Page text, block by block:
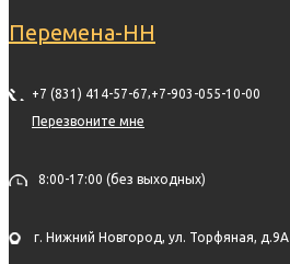
Перемена-НН
+7 (831) 414-57-67,+7-903-055-10-00
Перезвоните мне
8:00-17:00 (без выходных)
г. Нижний Новгород, ул. Торфяная, д.9А